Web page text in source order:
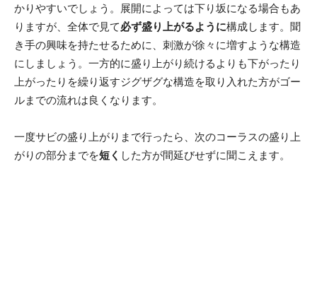
かりやすいでしょう。展開によっては下り坂になる場合もあ
りますが、全体で見て必ず盛り上がるように構成します。聞
き手の興味を持たせるために、刺激が徐々に増すような構造
にしましょう。一方的に盛り上がり続けるよりも下がったり
上がったりを繰り返すジグザグな構造を取り入れた方がゴー
ルまでの流れは良くなります。
一度サビの盛り上がりまで行ったら、次のコーラスの盛り上
がりの部分までを短く した方が間延びせずに聞こえます。